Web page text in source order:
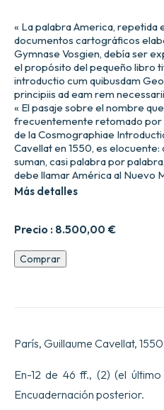
Precio : 8.500,00 €
« La palabra America, repetida
documentos cartográficos
Gymnase Vosgien, debía ser
el propósito del pequeño libro
introductio cum quibusdam
principiis ad eam rem
« El pasaje sobre el nombre
frecuentemente retomado por
de la Cosmographiae
Cavellat en 1550, es elocuente:
suman, casi palabra por
debe llamar América al Nuevo
Más detalles
Introducción
a
de
y
necesarios
Comprar
París, Guillaume Cavellat,
En-12 de 46 ff., (2) (el
Encuadernación posterior.